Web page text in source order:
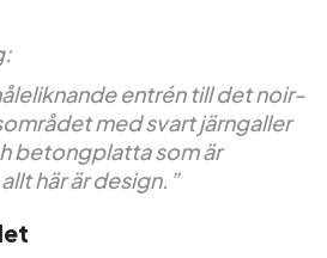
entrén till det noir-
med svart järngaller
betongplatta som är
här är design.”